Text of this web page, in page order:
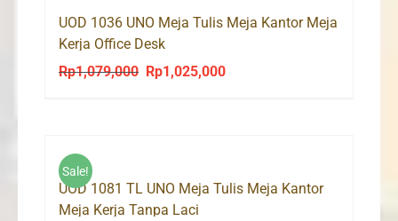
UOD 1036 UNO Meja Tulis Meja Kantor Meja
Kerja Office Desk
Rp1,079,000
Original
Rp1,025,000Current
Sale!
UOD 1081 TL UNO Meja Tulis Meja Kantor
Meja Kerja Tanpa Laci